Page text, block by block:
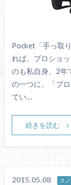
Pocket「手っ取
れば、プロショ
のも私自身、2年
の一つに、「プ
てい…
続きを読む
2015.05.08 ス